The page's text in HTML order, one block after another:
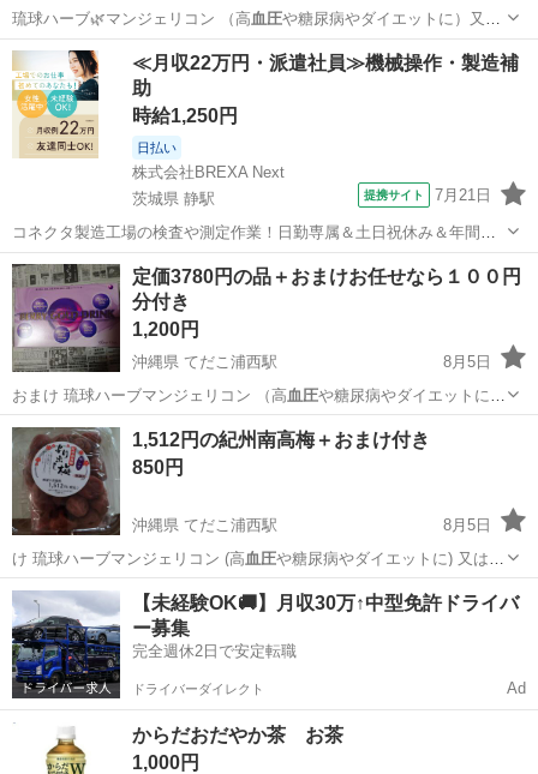
琉球ハーブ🌿マンジェリコン （高血圧や糖尿病やダイエットに）又は
※バタフ…
沖縄 宜野湾市 てだこ浦西駅 食品 ハンビー
≪月収22万円・派遣社員≫機械操作・製造補
助
時給1,250円
日払い
株式会社BREXA Next
茨城県 静駅
提携サイト 7月21日
コネクタ製造工場の検査や測定作業！日勤専属＆土日祝休み＆年間休
日128日★クリーンルーム内作業★マイカー通勤OK＆無料駐車場あり
★就業先食堂利用可！日払い制度あり！《茨城県常陸大宮市》 人気の
工場のお仕事 ◇コネクタ製造工...
茨城 常陸大宮市 静駅 その他
定価3780円の品＋おまけお任せなら１００円
分付き
1,200円
沖縄県 てだこ浦西駅
8月5日
おまけ 琉球ハーブマンジェリコン （高 血圧や糖尿病やダイエットに）
※又はバタフ…
沖縄 宜野湾市 てだこ浦西駅 食品 レモングラス
1,512円の紀州南高梅＋おまけ付き
850円
沖縄県 てだこ浦西駅
8月5日
け 琉球ハーブマンジェリコン (高 血圧や糖尿病やダイエットに) 又は
※バ…
沖縄 宜野湾市 てだこ浦西駅 食品 南高梅
【未経験OK🚚】月収30万↑中型免許ドライバ
ー募集
完全週休2日で安定転職
ドライバーダイレクト Ad
からだおだやか茶 お茶
1,000円